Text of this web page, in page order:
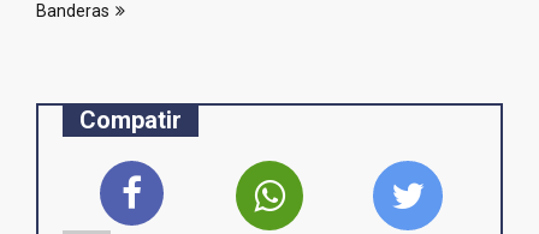
Banderas
Compatir